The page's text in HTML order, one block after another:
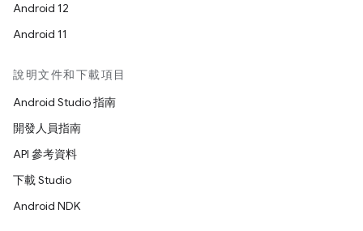
Android 12
Android 11
說明文件和下載項目
Android Studio 指南
開發人員指南
API 參考資料
下載 Studio
Android NDK